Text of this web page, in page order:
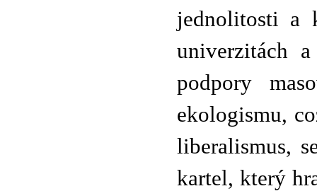
jednolitosti a
univerzitách
podpory
ekologismu,
liberalismus,
kartel, který